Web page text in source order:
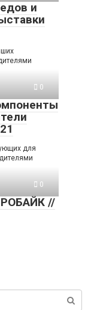
и
0
для
0
//